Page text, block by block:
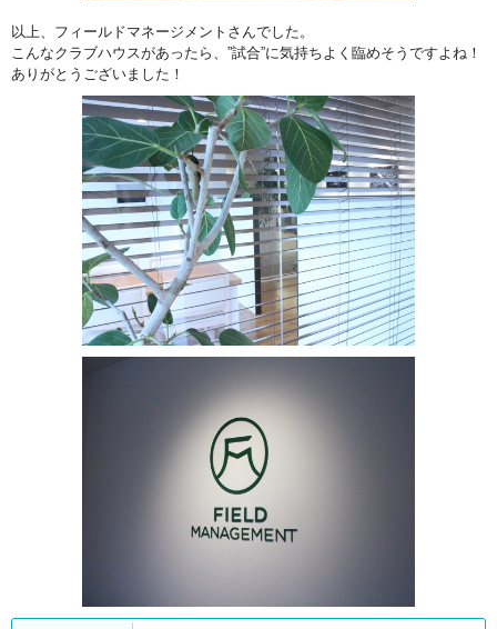
以上、フィールドマネージメントさんでした。
こんなクラブハウスがあったら、”試合”に気持ちよく臨めそうですよね！
ありがとうございました！